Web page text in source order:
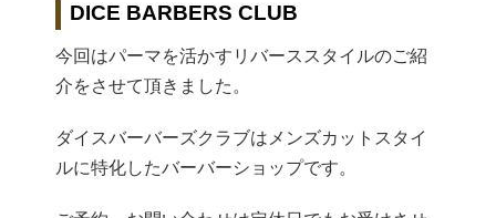
DICE BARBERS CLUB
今回はパーマを活かすリバーススタイルのご紹
介をさせて頂きました。
ダイスバーバーズクラブはメンズカットスタイ
ルに特化したバーバーショップです。